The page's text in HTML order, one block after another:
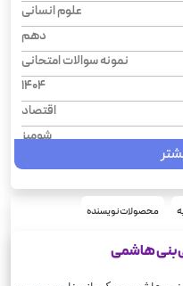
علوم انسانی
دهم
نمونه سوالات امتحانی
1404
اقتصاد
شومیز
56
محصولات نویسنده
بنی هاشمی